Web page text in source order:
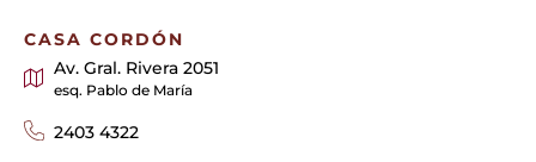
CASA CORDÓN
Av. Gral. Rivera 2051
esq. Pablo de María
2403 4322